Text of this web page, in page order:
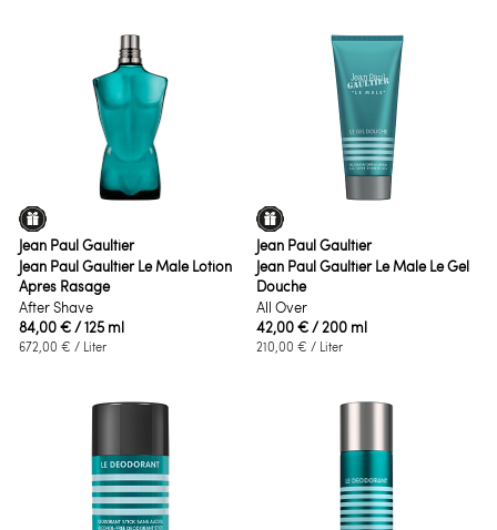
Jean Paul Gaultier
Jean Paul Gaultier Le Male Lotion
Apres Rasage
After Shave
84,00 €/ 125 ml
672,00 € / Liter
Jean Paul Gaultier
Jean Paul Gaultier Le Male Le Gel
Douche
All Over
42,00 €/ 200 ml
210,00 € / Liter